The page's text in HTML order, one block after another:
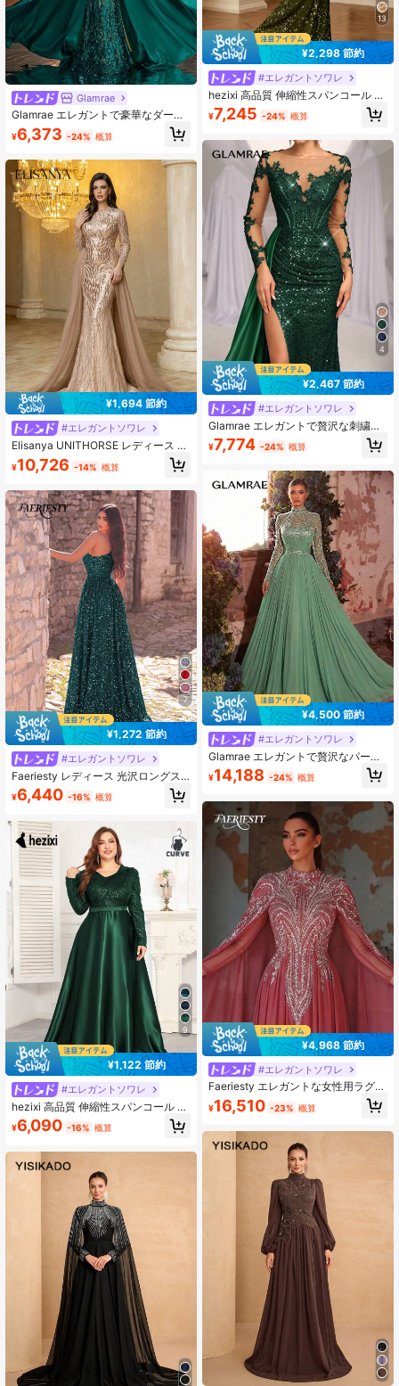
Glamrae
Glamrae エレガントで豪華なダーク
グリーンの非対称ネックラインの長
袖ビジュー刺繍サテンのマーメイド
ィー、卒業式、祝祭、フォーマルな
イベント、卒業パーティー、イブニ
ングドレス、ウェディングゲストド
レスに最適。（重工業スタイル）
¥6,373 -24% 概算
¥1,694 節約
#エレガントソワレ
Elisanya UNITHORSE レディース ラ
ウンドネック ロングスリーブ スパン
コール パッチワーク メッシュ生地
ブニングドレス
¥10,726 -14% 概算
7
¥1,272 節約
#エレガントソワレ
Faeriesty レディース 光沢ロングス
パンコール フォーマル イブニングド
レス エレガント アシンメトリーネッ
スリットデザイン 結婚式 秋
¥6,440 -16% 概算
9
¥1,122 節約
#エレガントソワレ
hezixi 高品質 伸縮性スパンコール V
ネック カバー袖 フィッシュテールヘ
ムデザイン ドレス ウェディング パ
¥6,090 -16% 概算
13
¥2,298 節約
#エレガントソワレ
hezixi 高品質 伸縮性スパンコール ロ
ングドレス、シアーラウンドネック
デザイン、スリムフィット、マーメ
ィングパーティー 秋
¥7,245 -24% 概算
4
¥2,467 節約
#エレガントソワレ
Glamrae エレガントで贅沢な刺繍と
スパンコールのレースサテンのタッ
クとスリットのフィッシュテールマ
ーティー、休暇、ガラ、特別な機会
(大量の装飾)、フォーマル、パーティ
ードレス、ガウン、イブニング、結
婚式の来賓用、バレンタインデー用
¥7,774 -24% 概算
¥4,500 節約
#エレガントソワレ
Glamrae エレガントで贅沢なパール
付きスパンコールの刺繍メッシュパ
ッチワークサテンプリーツシアース
ーティー、バカンス、プロム、イブ
ニングドレスに適しています(豪華に
デコレーション)
¥14,188 -24% 概算
¥4,968 節約
#エレガントソワレ
Faeriesty エレガントな女性用ラグジ
ュアリーパール装飾ロングフォーマ
ルイブニングガウン、スタンドカラ
ー、秋に適しています
¥16,510 -23% 概算